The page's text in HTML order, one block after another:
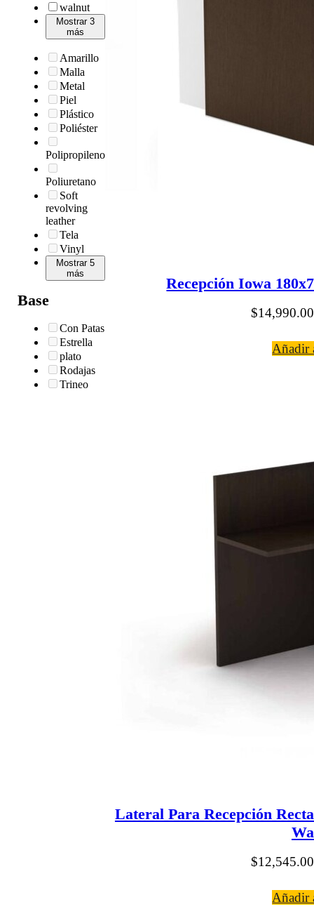
walnut
Mostrar 3
más
Amarillo
Malla
Metal
Piel
Plástico
Poliéster
Polipropileno
Poliuretano
Soft
revolving
leather
Tela
Vinyl
Mostrar 5
más
Base
Con Patas
Estrella
plato
Rodajas
Trineo
Recepción Iowa
$14,990.00
Añadir
Lateral Para Recepción
$12,545.00
Añadir